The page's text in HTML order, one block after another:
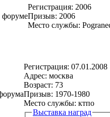
Регистрация: 2006
Призыв: 2006
Место службы:
Регистрация: 07.01.2008
Адрес: москва
Возраст: 73
Призыв: 1970-1980
Место службы: ктпо
Выставка наград